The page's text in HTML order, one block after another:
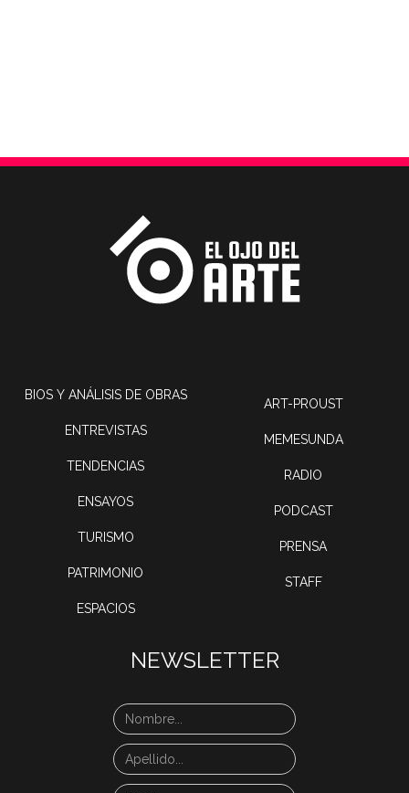
BIOS Y ANÁLISIS DE OBRAS
ENTREVISTAS
TENDENCIAS
ENSAYOS
TURISMO
PATRIMONIO
ESPACIOS
ART-PROUST
MEMESUNDA
RADIO
PODCAST
PRENSA
STAFF
NEWSLETTER